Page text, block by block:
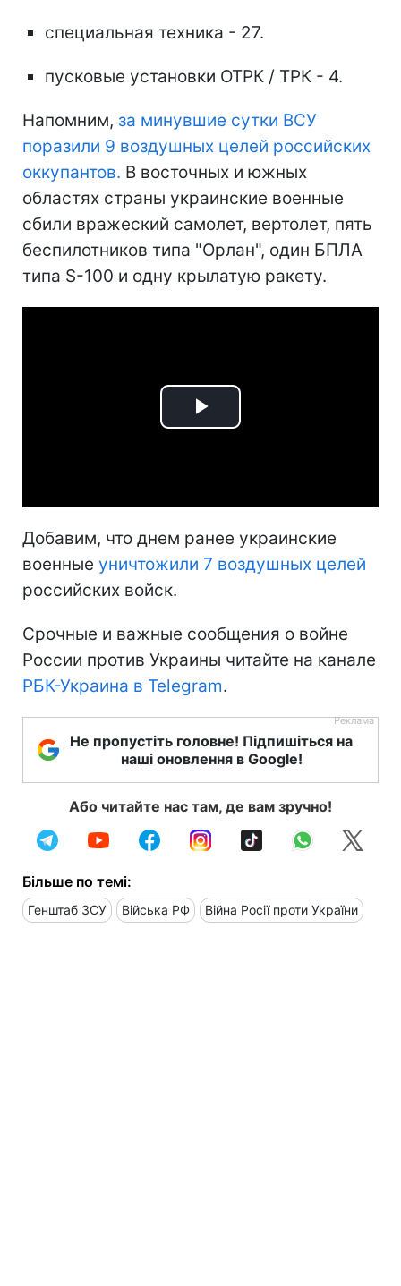
специальная техника - 27.
пусковые установки ОТРК / ТРК - 4.
Напомним, за минувшие сутки ВСУ
поразили 9 воздушных целей российских
оккупантов. В восточных и южных
областях страны украинские военные
сбили вражеский самолет, вертолет, пять
беспилотников типа "Орлан", один БПЛА
типа S-100 и одну крылатую ракету.
Play
Добавим, что днем ранее украинские
военные уничтожили 7 воздушных целей
российских войск.
Срочные и важные сообщения о войне
России против Украины читайте на канале
РБК-Украина в Telegram.
Не пропустіть головне! Підпишіться на
наші оновлення в Google!
Або читайте нас там, де вам зручно!
Більше по темі:
Генштаб ЗСУ Війська РФ Війна Росії проти України